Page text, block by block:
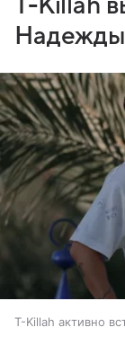
T-Killah активно